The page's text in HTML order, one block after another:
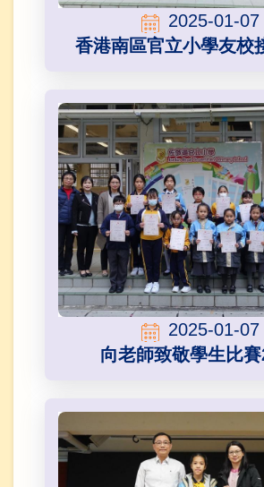
2025-01-07
香港南區官立小學友校
2025-01-07
向老師致敬學生比